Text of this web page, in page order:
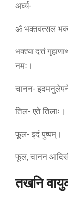
अर्घ्य-
ॐ भक्तवत्सल
भक्त्या दत्तं
नमः।
चानन-
तिल- एते तिलाः।
फूल- इदं पुष्पम्।
फूल, चानन आदिसँ
तखनि